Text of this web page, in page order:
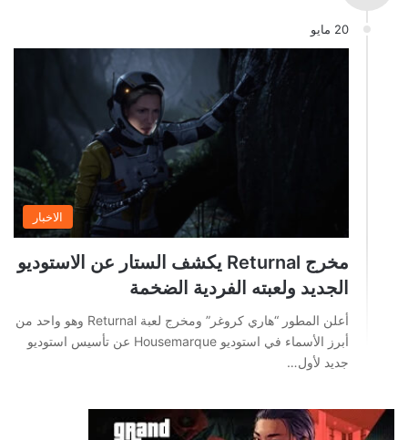
20 مايو
الاخبار
مخرج Returnal يكشف الستار عن الاستوديو
الجديد ولعبته الفردية الضخمة
أعلن المطور “هاري كروغر” ومخرج لعبة Returnal وهو واحد من
أبرز الأسماء في استوديو Housemarque عن تأسيس استوديو
جديد لأول…